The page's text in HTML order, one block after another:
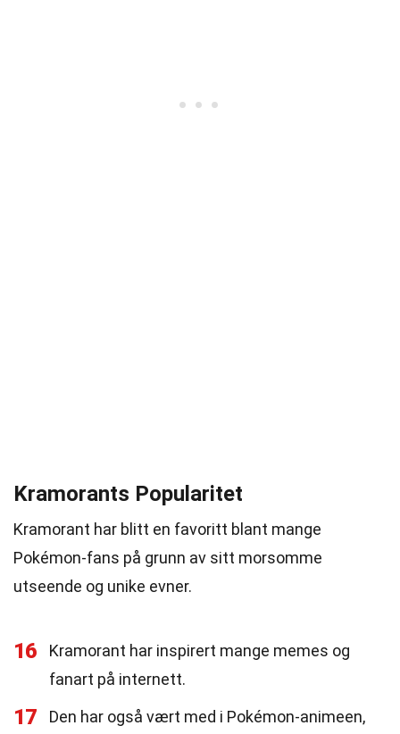
Kramorants Popularitet
Kramorant har blitt en favoritt blant mange
Pokémon-fans på grunn av sitt morsomme
utseende og unike evner.
16
Kramorant har inspirert mange memes og
fanart på internett.
17
Den har også vært med i Pokémon-animeen,